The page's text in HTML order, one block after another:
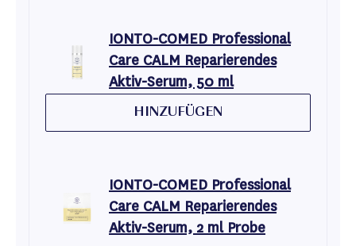
IONTO-COMED Professional
Care CALM Reparierendes
Aktiv-Serum, 50 ml
HINZUFÜGEN
IONTO-COMED Professional
Care CALM Reparierendes
Aktiv-Serum, 2 ml Probe